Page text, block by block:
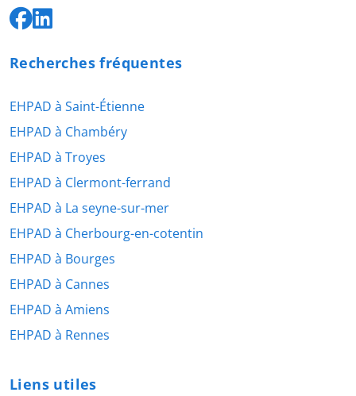
Recherches fréquentes
EHPAD à Saint-Étienne
EHPAD à Chambéry
EHPAD à Troyes
EHPAD à Clermont-ferrand
EHPAD à La seyne-sur-mer
EHPAD à Cherbourg-en-cotentin
EHPAD à Bourges
EHPAD à Cannes
EHPAD à Amiens
EHPAD à Rennes
Liens utiles